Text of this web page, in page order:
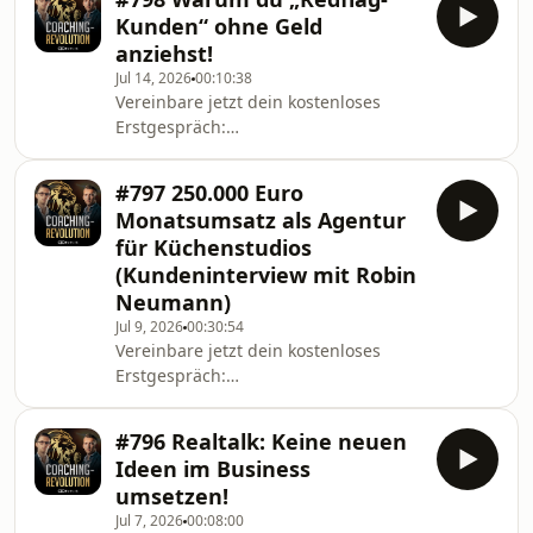
positionieren kannst u
Revolution erklärt Andreas Baulig,
warum viele Selbstständige glauben,
dass höhere Preise in ihrer Branche
nicht funktionieren, obwohl sie die
eigentliche Zielgruppe für Premium-
Angebote noch nie erreicht haben.
Warum zahlen manche Kunden
scheinbar mühelos 10.000 €, 25.000 €
oder sogar meh
Kunden“ ohne Geld
anziehst!
Jul 14, 202600:10:38
Vereinbare jetzt dein kostenloses
Erstgespräch:
Revolution erklärt Andreas Baulig,
warum du als Unternehmer, Coach,
Berater, Trainer oder
Agenturdienstleister ständig
dieselben anstrengenden Kunden
anziehst – und weshalb die Ursache
oft viel tiefer liegt, als die meisten
glauben. Was, wenn nicht deine
Zielgruppe das Problem ist, sondern
#797 250.000 Euro
Monatsumsatz als Agentur
für Küchenstudios
(Kundeninterview mit Robin
Neumann)
Jul 9, 202600:30:54
Vereinbare jetzt dein kostenloses
Erstgespräch:
Revolution spricht Markus Baulig mit
Robin Neumann über seinen Weg
vom klassischen Küchenhandel hin zu
einer hochspezialisierten Agentur
#796 Realtalk: Keine neuen
Ideen im Business
umsetzen!
Jul 7, 202600:08:00